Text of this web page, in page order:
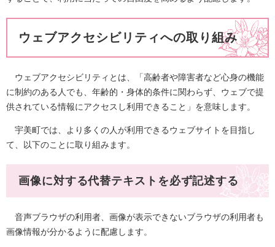
ウェブアクセシビリティへの取り組み
ウェブアクセシビリティとは、「高齢者や障害者など心身の機能
に制約のある人でも、年齢的・身体的条件に関わらず、ウェブで提
供されている情報にアクセスし利用できること」を意味します。
宇美町では、より多くの人が利用できるウェブサイトを目指し
て、以下のことに取り組みます。
画像に対する代替テキストを必ず記述する
音声ブラウザの利用者、画像が表示できないブラウザの利用者も
画像情報が分かるように配慮します。